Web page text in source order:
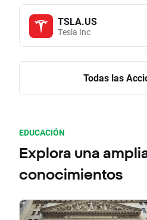
TSLA.US
Tesla Inc
Todas las
EDUCACIÓN
Explora una
conocimientos